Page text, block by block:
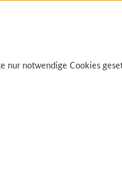
notwendige Cookies